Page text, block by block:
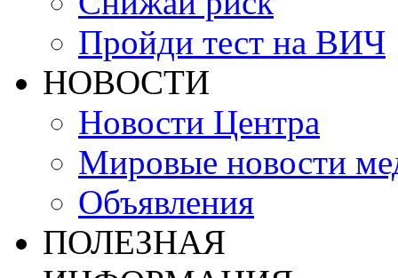
Пройди тест на ВИЧ
НОВОСТИ
Новости Центра
Мировые новости
Объявления
ПОЛЕЗНАЯ